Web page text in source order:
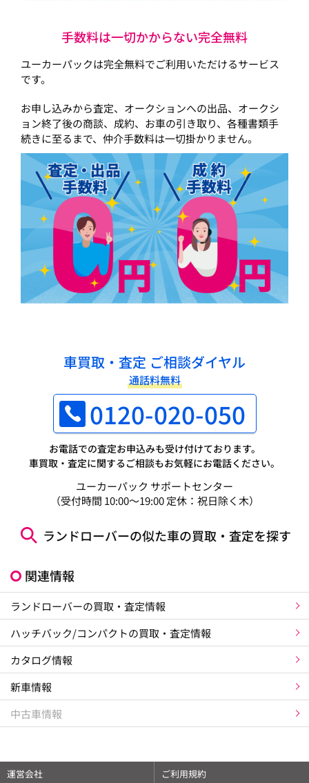
手数料は一切かからない完全無料
ユーカーパックは完全無料でご利用いただけるサービス
です。
お申し込みから査定、オークションへの出品、オークシ
ョン終了後の商談、成約、お車の引き取り、各種書類手
続きに至るまで、仲介手数料は一切掛かりません。
車買取・査定 ご相談ダイヤル
通話料無料
0120-020-050
お電話での査定お申込みも受け付けております。
車買取・査定に関するご相談もお気軽にお電話ください。
ユーカーパック サポートセンター
（受付時間 10:00～19:00 定休：祝日除く木）
ランドローバーの似た車の買取・査定を探す
関連情報
ランドローバーの買取・査定情報
ハッチバック/コンパクトの買取・査定情報
カタログ情報
新車情報
中古車情報
運営会社 ご利用規約